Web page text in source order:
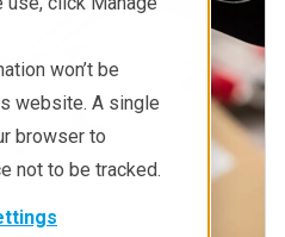
won’t be
website. A single
browser to
not to be tracked.